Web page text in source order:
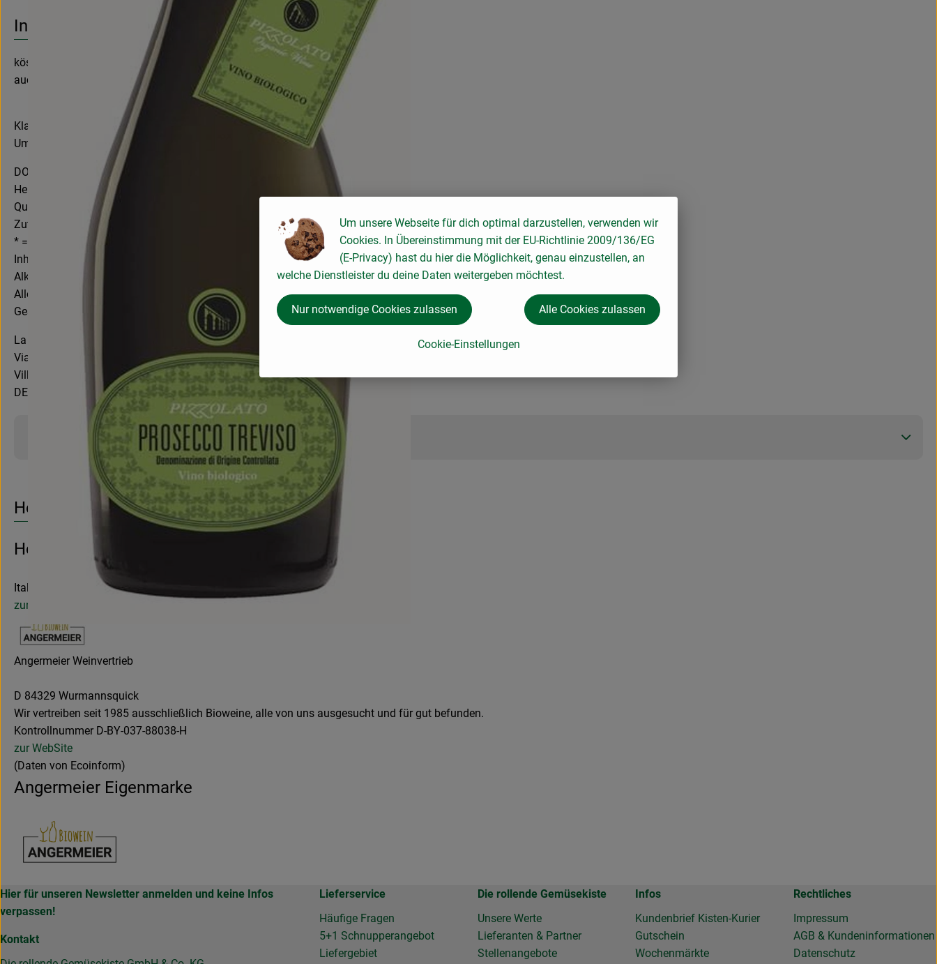
Entdecke passende Rezepte
Es wurden keine passenden Rezepte gefunden.
Info
köstlich prickelnder Prosecco mit Naturkorken
auch als hübsches Mitbringsel, da in schöner Aufmachung mit Kordel
Klares Grüngelb, feine Perlage, duftig und spritzig
Um ein feines Essen zu eröffnen ist dieser Prosecco bestens geeignet
DOC
Herkunft: Italien
Qualität: 100% Bio
Zutaten: Rebsorte Glera*
* = Zutaten aus ökol. Landbau
Inhalt: 0,75 l
Alkohol: 11,5 Vol.%
Allergenhinweis: enthält Sulfit > 10 mg/kg
Geschmackstyp: trocken
La Cantina Pizzolato S.a.s.
Via IV Novembre 12
Villorba (TV) Italy
DE-ÖKO-037
Produktinformationen
Herkunft
Hersteller: Weinvertrieb Sepp Angermeier
Italien
zur Webseite
Angermeier Weinvertrieb
D 84329 Wurmannsquick
Wir vertreiben seit 1985 ausschließlich Bioweine, alle von uns ausgesucht und für gut befunden.
Kontrollnummer D-BY-037-88038-H
zur WebSite
(Daten von Ecoinform)
Angermeier Eigenmarke
Hier für unseren Newsletter anmelden und keine Infos
verpassen!
Kontakt
Lieferservice
Häufige Fragen
5+1 Schnupperangebot
Liefergebiet
Die rollende Gemüsekiste
Unsere Werte
Lieferanten & Partner
Stellenangebote
Infos
Kundenbrief Kisten-Kurier
Gutschein
Wochenmärkte
Rechtliches
Impressum
AGB & Kundeninformationen
Datenschutz
Um unsere Webseite für dich optimal darzustellen, verwenden wir
Cookies. In Übereinstimmung mit der EU-Richtlinie 2009/136/EG
(E-Privacy) hast du hier die Möglichkeit, genau einzustellen, an
welche Dienstleister du deine Daten weitergeben möchtest.
Cookie-Einstellungen
Nur notwendige Cookies zulassen Alle Cookies zulassen